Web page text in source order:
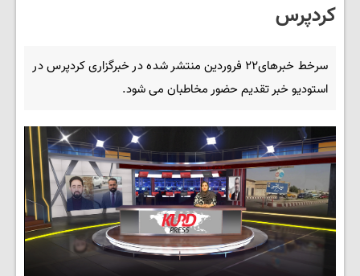
کردپرس
سرخط خبرهای۲۲ فروردین منتشر شده در خبرگزاری کردپرس در
استودیو خبر تقدیم حضور مخاطبان می شود.